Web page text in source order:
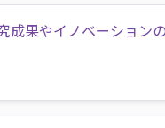
成果やイノベーション